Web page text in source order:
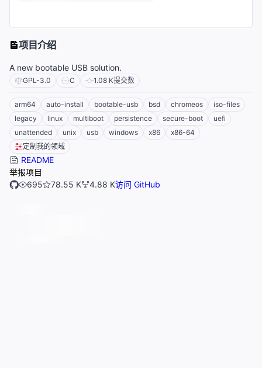
项目介绍
A new bootable USB solution.
GPL-3.0 C 1.08 K提交数
arm64 auto-install bootable-usb bsd chromeos
iso-files
legacy
linux multiboot persistence secure-boot
uefi
unattended
unix usb windows x86
x86-64
定制我的领域
README
举报项目
695
78.55 K 4.88 K访问 GitHub